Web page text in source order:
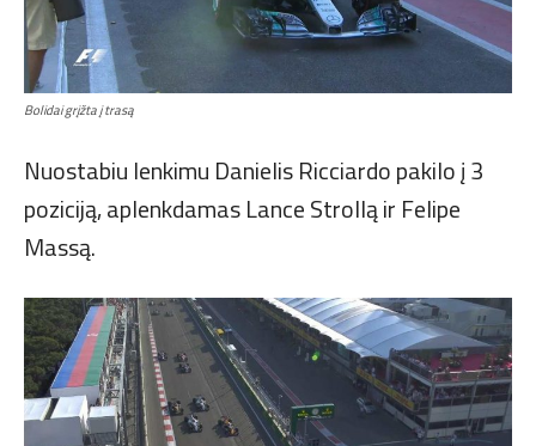
Bolidai grįžta į trasą
Nuostabiu lenkimu Danielis Ricciardo pakilo į 3
poziciją, aplenkdamas Lance Strollą ir Felipe
Massą.